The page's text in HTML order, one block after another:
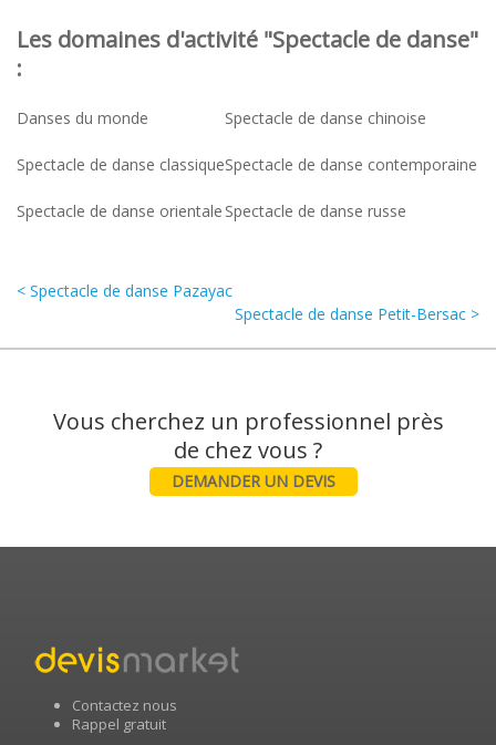
Les domaines d'activité "Spectacle de danse"
:
Danses du monde Spectacle de danse chinoise
Spectacle de danse classiqueSpectacle de danse contemporaine
Spectacle de danse orientale Spectacle de danse russe
< Spectacle de danse Pazayac
Spectacle de danse Petit-Bersac >
Vous cherchez un professionnel près
DEMANDER UN DEVIS
Contactez nous
Rappel gratuit